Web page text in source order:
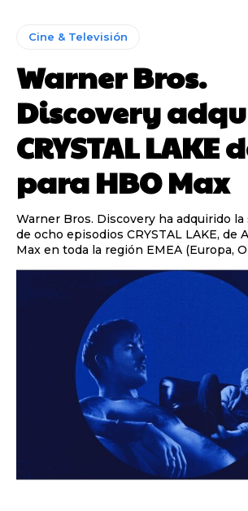
Cine & Televisión
Warner Bros.
Discovery
CRYSTAL LAKE
para HBO Max
Warner Bros. Discovery ha adquirido la
de ocho episodios CRYSTAL LAKE, de
Max en toda la región EMEA (Europa,